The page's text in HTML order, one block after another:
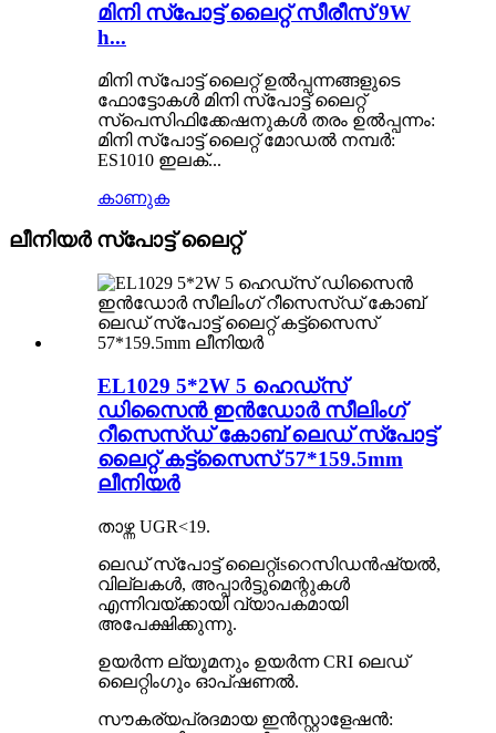
മിനി സ്പോട്ട് ലൈറ്റ് സീരീസ് 9W
h...
മിനി സ്പോട്ട് ലൈറ്റ് ഉൽപ്പന്നങ്ങളുടെ
ഫോട്ടോകൾ മിനി സ്പോട്ട് ലൈറ്റ്
സ്പെസിഫിക്കേഷനുകൾ തരം ഉൽപ്പന്നം:
മിനി സ്പോട്ട് ലൈറ്റ് മോഡൽ നമ്പർ:
ES1010 ഇലക്...
കാണുക
ലീനിയർ സ്പോട്ട് ലൈറ്റ്
EL1029 5*2W 5 ഹെഡ്‌സ്
ഡിസൈൻ ഇൻഡോർ സീലിംഗ്
റീസെസ്ഡ് കോബ് ലെഡ് സ്പോട്ട്
ലൈറ്റ് കട്ട്സൈസ് 57*159.5mm
ലീനിയർ
താഴ്ന്ന UGR<19.
ലെഡ് സ്പോട്ട് ലൈറ്റ്isറെസിഡൻഷ്യൽ,
വില്ലകൾ, അപ്പാർട്ടുമെന്റുകൾ
എന്നിവയ്ക്കായി വ്യാപകമായി
അപേക്ഷിക്കുന്നു.
ഉയർന്ന ല്യൂമനും ഉയർന്ന CRI ലെഡ്
ലൈറ്റിംഗും ഓപ്ഷണൽ.
സൗകര്യപ്രദമായ ഇൻസ്റ്റാളേഷൻ: